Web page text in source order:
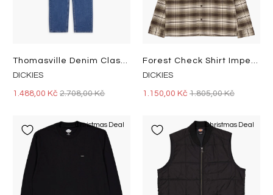
Thomasville Denim Classic Blue
DICKIES
1.488,00 Kč2.708,00 Kč
Forest Check Shirt Imperial Gr Imperial Green
DICKIES
1.150,00 Kč 1.805,00 Kč
Christmas Deal Christmas Deal